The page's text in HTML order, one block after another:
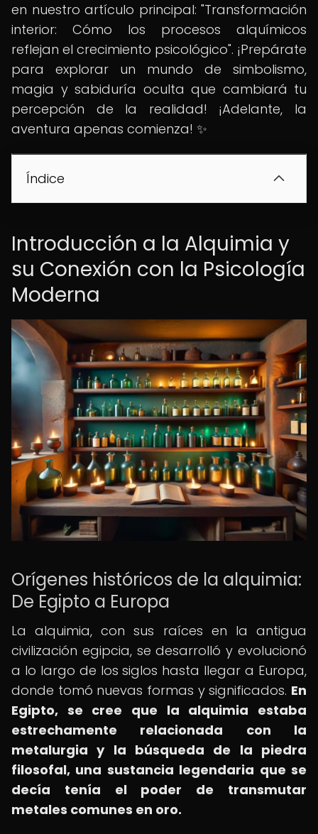
en nuestro artículo principal: "Transformación
interior: Cómo los procesos alquímicos
reflejan el crecimiento psicológico". ¡Prepárate
para explorar un mundo de simbolismo,
magia y sabiduría oculta que cambiará tu
percepción de la realidad! ¡Adelante, la
aventura apenas comienza! ✨
Índice
Introducción a la Alquimia y
su Conexión con la Psicología
Moderna
Orígenes históricos de la alquimia:
De Egipto a Europa
La alquimia, con sus raíces en la antigua
civilización egipcia, se desarrolló y evolucionó
a lo largo de los siglos hasta llegar a Europa,
donde tomó nuevas formas y significados. En
Egipto, se cree que la alquimia estaba
estrechamente relacionada con la
metalurgia y la búsqueda de la piedra
filosofal, una sustancia legendaria que se
decía tenía el poder de transmutar
metales comunes en oro.